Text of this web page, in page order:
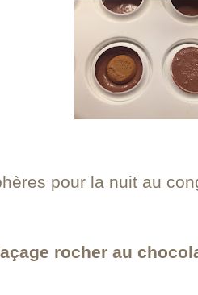
pour la nuit au
rocher au